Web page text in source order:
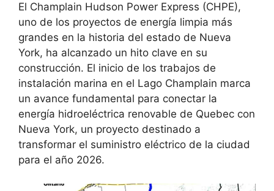
El Champlain Hudson Power Express (CHPE),
uno de los proyectos de energía limpia más
grandes en la historia del estado de Nueva
York, ha alcanzado un hito clave en su
construcción. El inicio de los trabajos de
instalación marina en el Lago Champlain marca
un avance fundamental para conectar la
energía hidroeléctrica renovable de Quebec con
Nueva York, un proyecto destinado a
transformar el suministro eléctrico de la ciudad
para el año 2026.